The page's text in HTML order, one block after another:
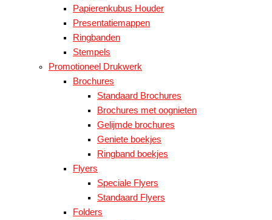
Papierenkubus Houder
Presentatiemappen
Ringbanden
Stempels
Promotioneel Drukwerk
Brochures
Standaard Brochures
Brochures met oognieten
Gelijmde brochures
Geniete boekjes
Ringband boekjes
Flyers
Speciale Flyers
Standaard Flyers
Folders